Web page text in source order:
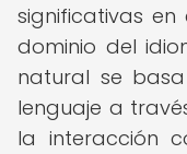
significativas
dominio del
natural se
lenguaje a
la interacción